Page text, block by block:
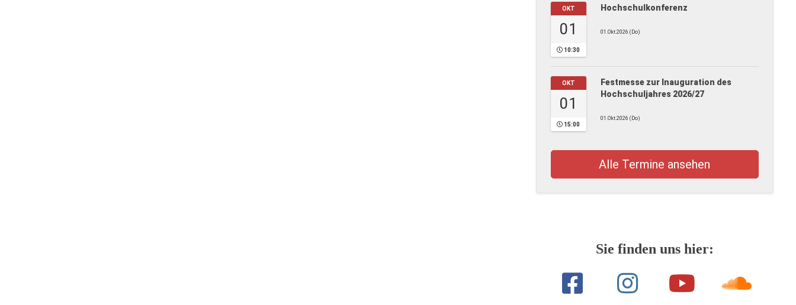
OKT
01
10:30
Hochschulkonferenz
01.Okt.2026 (Do)
OKT
01
15:00
Festmesse zur Inauguration des
Hochschuljahres 2026/27
01.Okt.2026 (Do)
Alle Termine ansehen
Sie finden uns hier: